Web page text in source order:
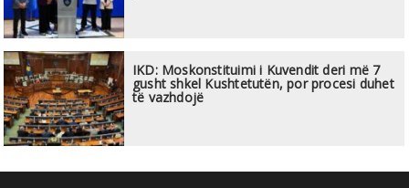
IKD: Moskonstituimi i Kuvendit deri më 7
gusht shkel Kushtetutën, por procesi duhet
të vazhdojë